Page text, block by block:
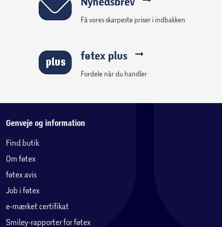
Få vores skarpeste priser i indbakken
føtex plus
Fordele når du handler
Genveje og information
Find butik
Om føtex
føtex avis
Job i føtex
e-mærket certifikat
Smiley-rapporter for føtex